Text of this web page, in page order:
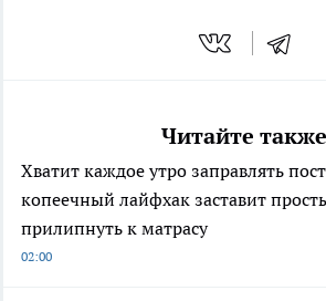
Читайте
Хватит каждое утро заправлять
копеечный лайфхак заставит
прилипнуть к матрасу
02:00